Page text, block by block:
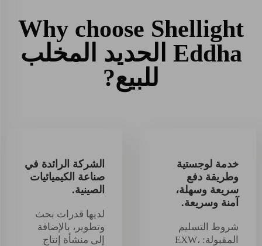
Why choose Shellight
Eddha الحديد المخلب
للبيع?
خدمة لوجستية
وطريقة دفع
سريعة وسهلة،
آمنة وسريعة.
شروط التسليم
المقبولة: EXW،
الشركة الرائدة في
صناعة الكيميائيات
الصينية.
لديها قدرات بحث
وتطوير، بالإضافة
إلى منشأة إنتاج